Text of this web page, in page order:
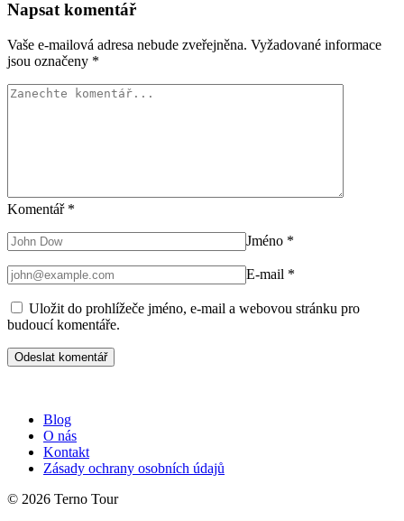
Napsat komentář
Vaše e-mailová adresa nebude zveřejněna. Vyžadované informace
jsou označeny *
Komentář *
Jméno *
E-mail *
Uložit do prohlížeče jméno, e-mail a webovou stránku pro
budoucí komentáře.
Blog
O nás
Kontakt
Zásady ochrany osobních údajů
© 2026 Terno Tour